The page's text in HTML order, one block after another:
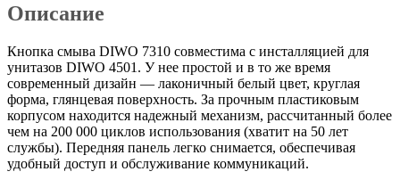
Описание
Кнопка смыва DIWO 7310 совместима с инсталляцией для
унитазов DIWO 4501. У нее простой и в то же время
современный дизайн — лаконичный белый цвет, круглая
форма, глянцевая поверхность. За прочным пластиковым
корпусом находится надежный механизм, рассчитанный более
чем на 200 000 циклов использования (хватит на 50 лет
службы). Передняя панель легко снимается, обеспечивая
удобный доступ и обслуживание коммуникаций.